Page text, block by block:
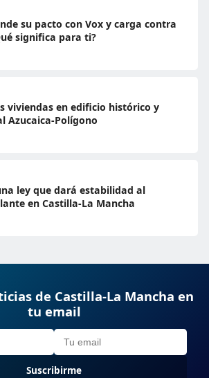
su pacto con Vox y carga contra
significa para ti?
viviendas en edificio histórico y
Azucaica-Polígono
ley que dará estabilidad al
en Castilla-La Mancha
de Castilla-La Mancha en
tu email
Suscribirme